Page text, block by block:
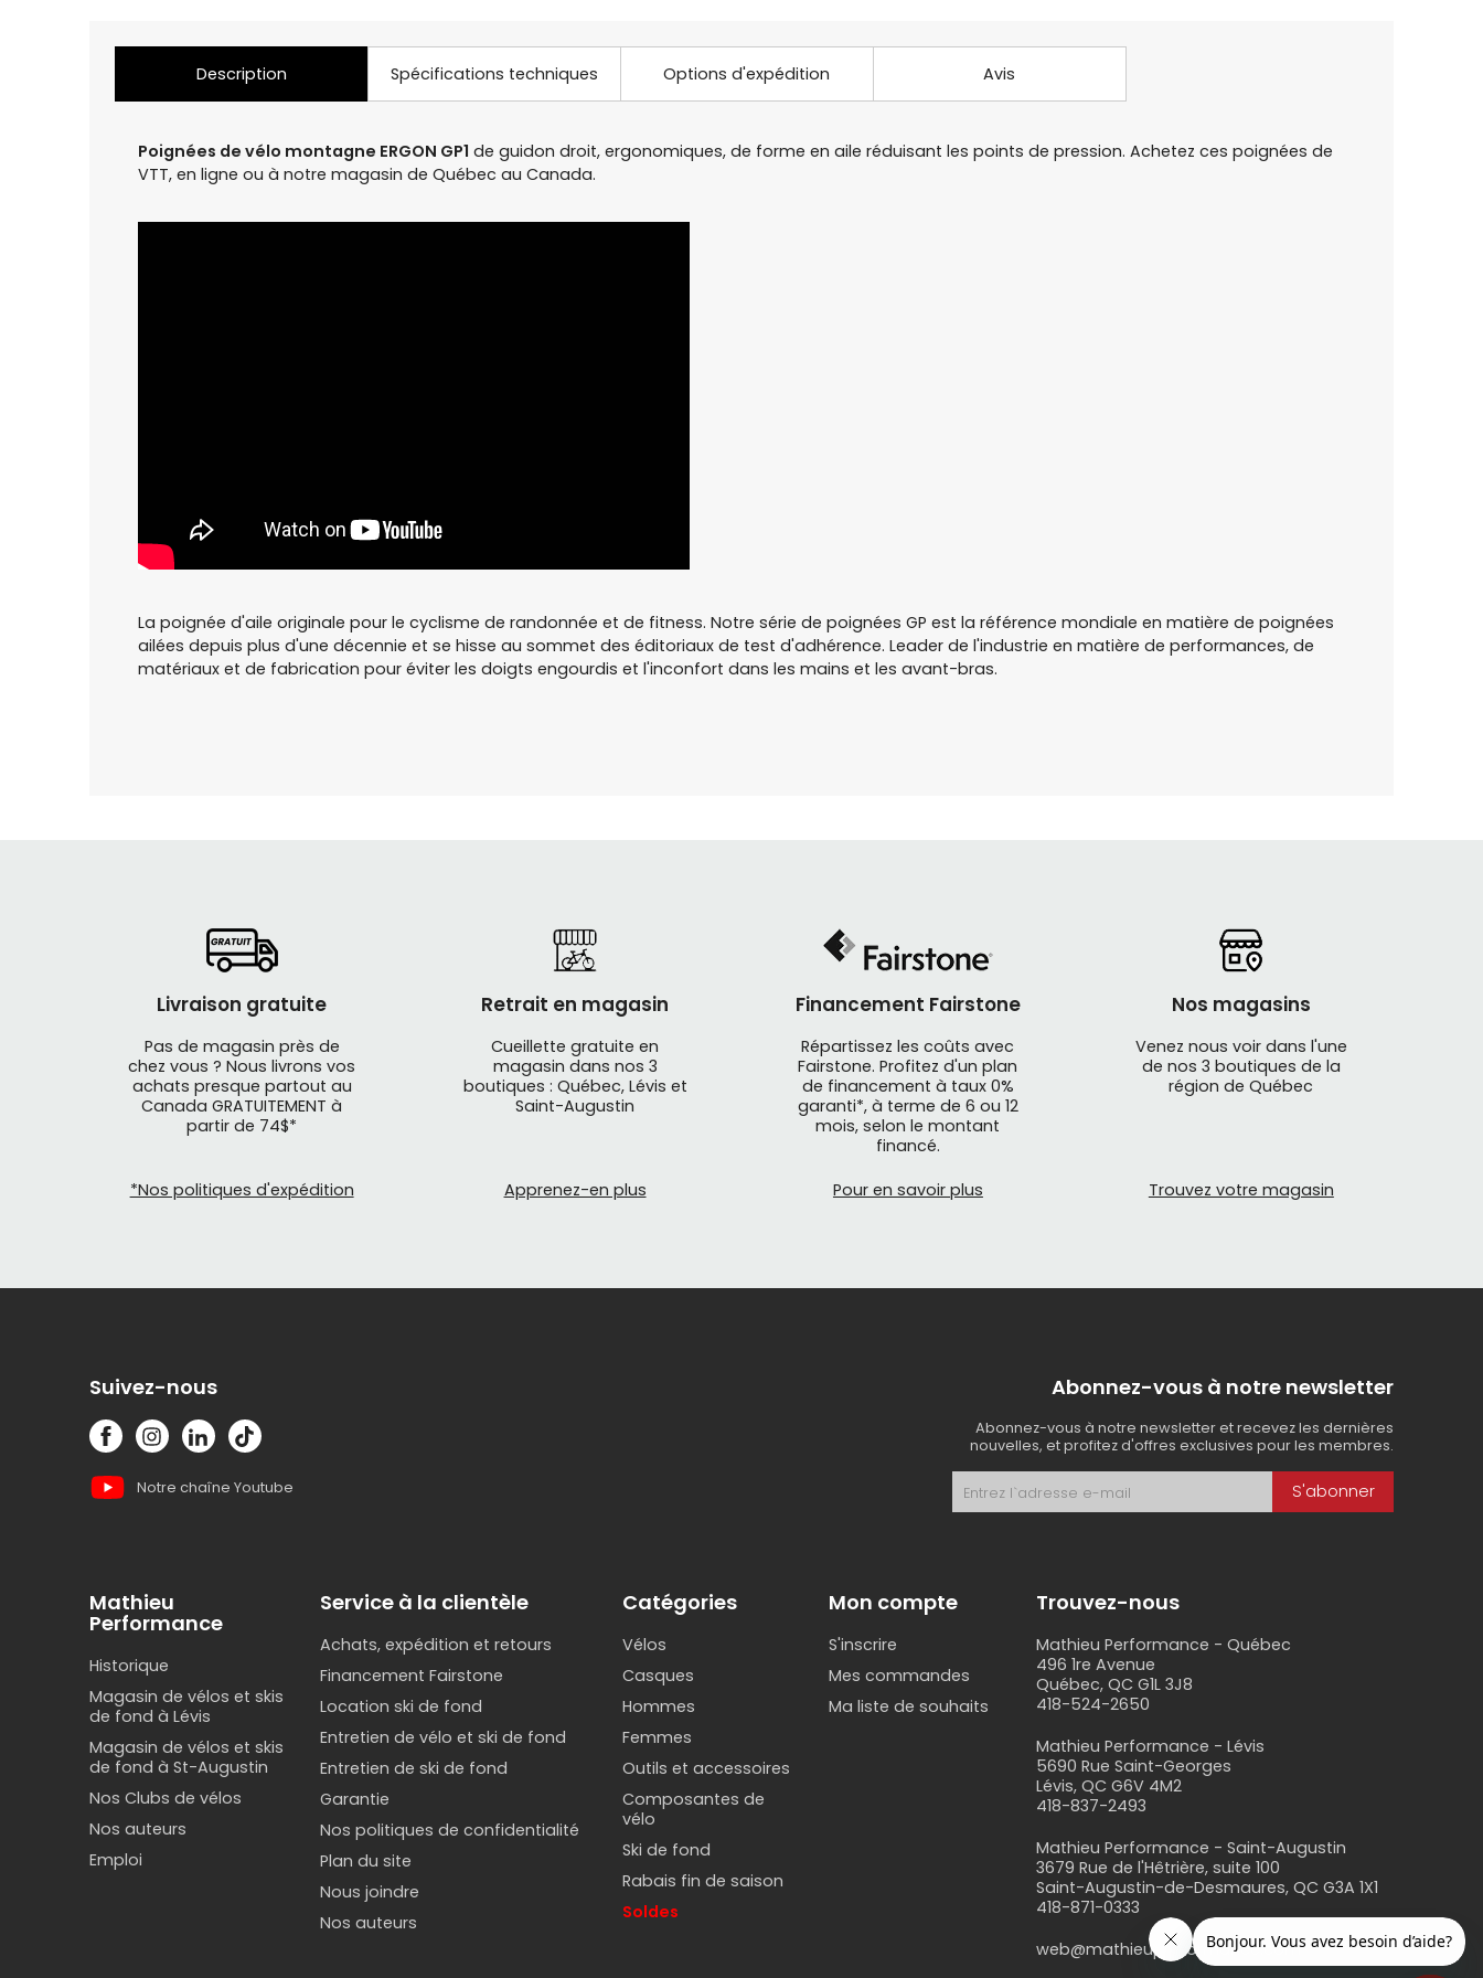
Description Spécifications techniques Options d'expédition Avis
Poignées de vélo montagne ERGON GP1 de guidon droit, ergonomiques, de forme en aile réduisant les points de pression. Achetez ces poignées de
VTT, en ligne ou à notre magasin de Québec au Canada.
La poignée d'aile originale pour le cyclisme de randonnée et de fitness. Notre série de poignées GP est la référence mondiale en matière de poignées
ailées depuis plus d'une décennie et se hisse au sommet des éditoriaux de test d'adhérence. Leader de l'industrie en matière de performances, de
matériaux et de fabrication pour éviter les doigts engourdis et l'inconfort dans les mains et les avant-bras.
Livraison gratuite
Pas de magasin près de
chez vous ? Nous livrons vos
achats presque partout au
Canada GRATUITEMENT à
partir de 74$*
*Nos politiques d'expédition
Retrait en magasin
Cueillette gratuite en
magasin dans nos 3
boutiques : Québec, Lévis et
Saint-Augustin
Apprenez-en plus
Financement Fairstone
Répartissez les coûts avec
Fairstone. Profitez d'un plan
de financement à taux 0%
garanti*, à terme de 6 ou 12
mois, selon le montant
financé.
Pour en savoir plus
Nos magasins
Venez nous voir dans l'une
de nos 3 boutiques de la
région de Québec
Trouvez votre magasin
Suivez-nous
Notre chaîne Youtube
Abonnez-vous à notre newsletter
Abonnez-vous à notre newsletter et recevez les dernières
nouvelles, et profitez d'offres exclusives pour les membres.
S'abonner
Mathieu
Performance
Historique
Magasin de vélos et skis
de fond à Lévis
Magasin de vélos et skis
de fond à St-Augustin
Nos Clubs de vélos
Nos auteurs
Emploi
Service à la clientèle
Achats, expédition et retours
Financement Fairstone
Location ski de fond
Entretien de vélo et ski de fond
Entretien de ski de fond
Garantie
Nos politiques de confidentialité
Plan du site
Nous joindre
Nos auteurs
Catégories
Vélos
Casques
Hommes
Femmes
Outils et accessoires
Composantes de
vélo
Ski de fond
Rabais fin de saison
Soldes
Mon compte
S'inscrire
Mes commandes
Ma liste de souhaits
Trouvez-nous
Mathieu Performance - Québec
496 1re Avenue
Québec, QC G1L 3J8
418-524-2650
Mathieu Performance - Lévis
5690 Rue Saint-Georges
Lévis, QC G6V 4M2
418-837-2493
Mathieu Performance - Saint-Augustin
3679 Rue de l'Hêtrière, suite 100
Saint-Augustin-de-Desmaures, QC G3A 1X1
418-871-0333
web@mathieuperformance.com